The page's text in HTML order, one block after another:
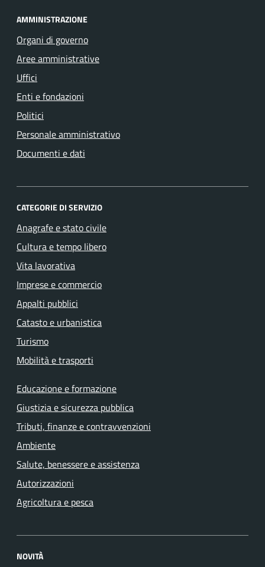
AMMINISTRAZIONE
Organi di governo
Aree amministrative
Uffici
Enti e fondazioni
Politici
Personale amministrativo
Documenti e dati
CATEGORIE DI SERVIZIO
Anagrafe e stato civile
Cultura e tempo libero
Vita lavorativa
Imprese e commercio
Appalti pubblici
Catasto e urbanistica
Turismo
Mobilità e trasporti
Educazione e formazione
Giustizia e sicurezza pubblica
Tributi, finanze e contravvenzioni
Ambiente
Salute, benessere e assistenza
Autorizzazioni
Agricoltura e pesca
NOVITÀ